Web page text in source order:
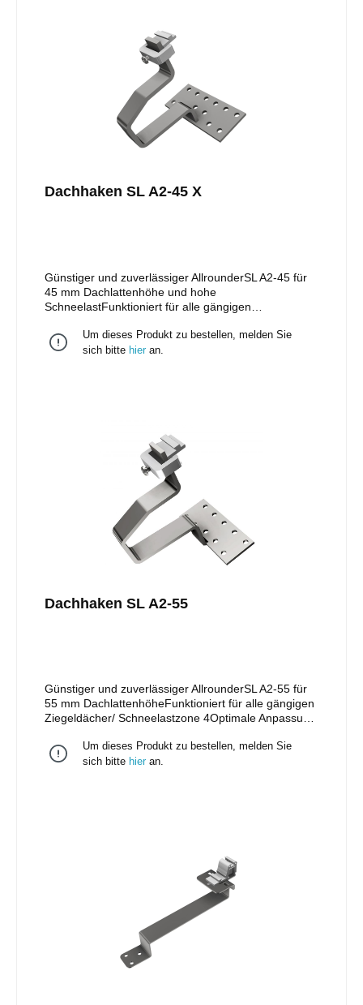
Dachhaken SL A2-45 X
Günstiger und zuverlässiger AllrounderSL A2-45 für
45 mm Dachlattenhöhe und hohe
SchneelastFunktioniert für alle gängigen
an das Dach mit 2 mm oder 5 mm
UnterlegplattenSchiene in der Höhe verstellbar durch
KreuzverbundMaterial: Edelstahl, geschweißt
Um dieses Produkt zu bestellen, melden Sie
sich bitte hier an.
Dachhaken SL A2-55
Günstiger und zuverlässiger AllrounderSL A2-55 für
55 mm DachlattenhöheFunktioniert für alle gängigen
Ziegeldächer/ Schneelastzone 4Optimale Anpassung
UnterlegplattenSchiene in der Höhe verstellbar durch
vormontierte Klemmkombination (für vertikale
Um dieses Produkt zu bestellen, melden Sie
sich bitte hier an.